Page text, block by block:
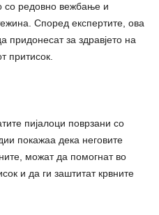
со редовно вежбање и
Според експертите, ова
придонесат за здравјето на
притисок.
пијалоци поврзани со
покажаа дека неговите
можат да помогнат во
и да ги заштитат крвните